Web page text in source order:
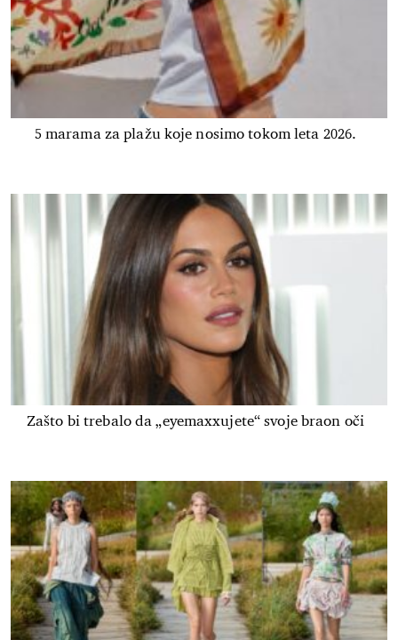
5 marama za plažu koje nosimo tokom leta 2026.
Zašto bi trebalo da „eyemaxxujete“ svoje braon oči